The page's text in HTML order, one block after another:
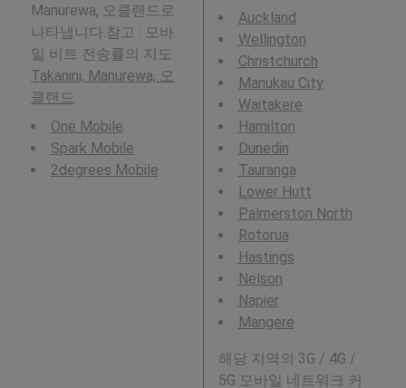
Manurewa, 오클랜드로
나타냅니다.참고 : 모바
일 비트 전송률의 지도
Takanini, Manurewa, 오
클랜드
One Mobile
Spark Mobile
2degrees Mobile
Auckland
Wellington
Christchurch
Manukau City
Waitakere
Hamilton
Dunedin
Tauranga
Lower Hutt
Palmerston North
Rotorua
Hastings
Nelson
Napier
Mangere
해당 지역의 3G / 4G /
5G 모바일 네트워크 커